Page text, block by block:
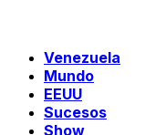
Venezuela
Mundo
EEUU
Sucesos
Show